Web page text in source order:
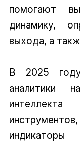
помогают
динамику,
выхода, а
В 2025
аналитики